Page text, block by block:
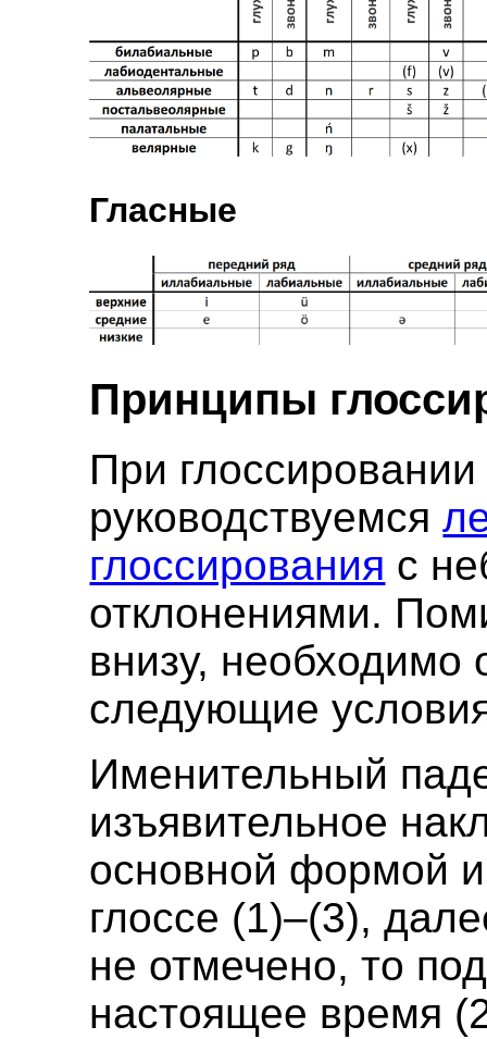
Гласные
Принципы
При
руководствуемся
глоссирования с
отклонениями.
внизу, необходимо
следующие
Именительный
изъявительное
основной формой
глоссе (1)–(3),
не отмечено, то
настоящее время